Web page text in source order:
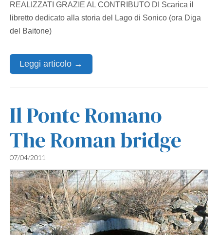
REALIZZATI GRAZIE AL CONTRIBUTO DI Scarica il
libretto dedicato alla storia del Lago di Sonico (ora Diga
del Baitone)
Leggi articolo →
Il Ponte Romano –
The Roman bridge
07/04/2011